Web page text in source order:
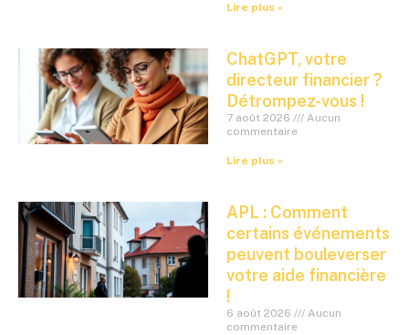
Lire plus »
ChatGPT, votre
directeur financier ?
Détrompez-vous !
7 août 2026
Aucun
commentaire
Lire plus »
APL : Comment
certains événements
peuvent bouleverser
votre aide financière
!
6 août 2026
Aucun
commentaire